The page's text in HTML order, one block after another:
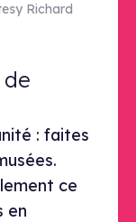
Richard
cette
: faites
ce
en